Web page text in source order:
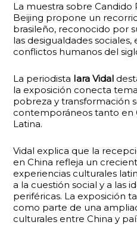
La muestra sobre Candido
Beijing propone un
brasileño, reconocido por
las desigualdades sociales,
conflictos humanos del
La periodista Iara Vidal
la exposición conecta
pobreza y transformación
contemporáneos tanto en
Latina.
Vidal explica que la
en China refleja un
experiencias culturales
a la cuestión social y a las
periféricas. La exposición
como parte de una
culturales entre China y